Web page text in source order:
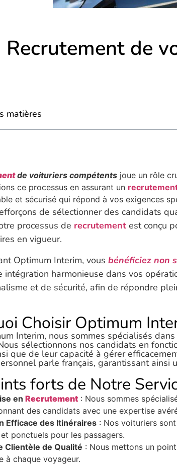
Recrutement de
matières
de voituriers compétents joue un rôle
ce processus en assurant un
et sécurisé qui répond à vos exigences
de sélectionner des candidats
processus de recrutement est conçu
en vigueur.
Optimum Interim, vous bénéficiez non
intégration harmonieuse dans vos
et de sécurité, afin de répondre
Choisir Optimum
Interim, nous sommes spécialisés
sélectionnons nos candidats en
que de leur capacité à gérer
parle français, garantissant ainsi
forts de Notre
en Recrutement : Nous sommes
des candidats avec une expertise
Efficace des Itinéraires : Nos voituriers
ponctuels pour les passagers.
Clientèle de Qualité : Nous mettons un
à chaque voyageur.